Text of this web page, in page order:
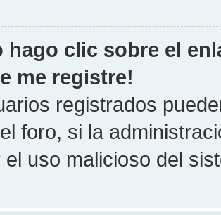
hago clic sobre el
me registre!
registrados
foro, si la
el uso malicioso del